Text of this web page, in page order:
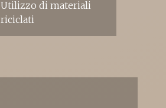
Utilizzo di materiali
riciclati